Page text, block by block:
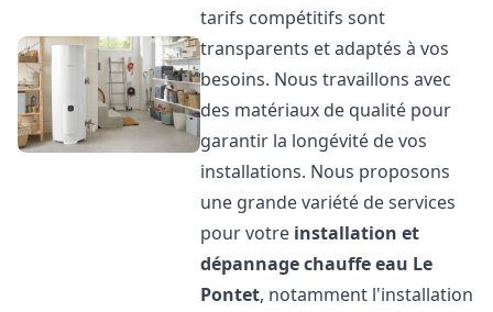
tarifs compétitifs sont
transparents et adaptés à vos
besoins. Nous travaillons avec
des matériaux de qualité pour
garantir la longévité de vos
installations. Nous proposons
une grande variété de services
pour votre installation et
dépannage chauffe eau Le
Pontet, notamment l'installation